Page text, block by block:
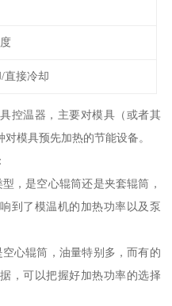
直接冷却
控温器，主要对模具（或者其
模具预先加热的节能设备。
，是空心辊筒还是夹套辊筒，
到了模温机的加热功率以及泵
心辊筒，油量特别多，而有的
，可以把握好加热功率的选择